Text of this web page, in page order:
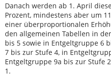
Danach werden ab 1. April
Prozent, mindestens aber um
einer überproportionalen
den allgemeinen Tabellen in
bis 5 sowie in Entgeltgruppe 6
7 bis zur Stufe 4, in
Entgeltgruppe 9a bis zur Stufe
1.